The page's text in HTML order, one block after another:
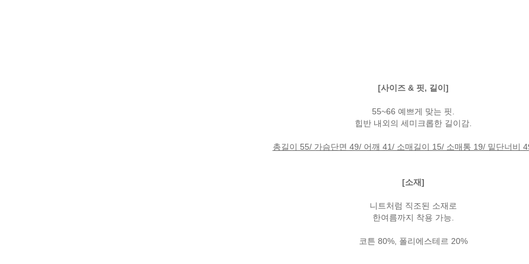
[사이즈 & 핏, 길이]
55~66 예쁘게 맞는 핏.
힙반 내외의 세미크롭한 길이감.
총길이 55/ 가슴단면 49/ 어깨 41/ 소매길이 15/ 소매통 19/ 밑단너비
[소재]
니트처럼 직조된 소재로
한여름까지 착용 가능.
코튼 80%, 폴리에스테르 20%